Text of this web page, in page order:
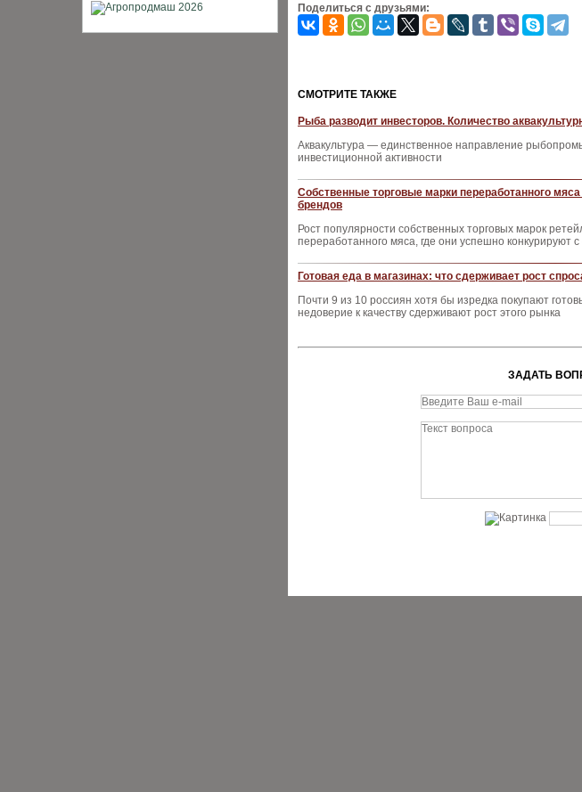
Поделиться с друзьями:
CМОТРИТЕ ТАКЖЕ
Рыба разводит инвесторов. Количество
Аквакультура — единственное направление
инвестиционной активности
Собственные торговые марки переработанного
брендов
Рост популярности собственных торговых марок
переработанного мяса, где они успешно
Готовая еда в магазинах: что сдерживает рост
Почти 9 из 10 россиян хотя бы изредка покупают
недоверие к качеству сдерживают рост этого рынка
ЗАДАТЬ